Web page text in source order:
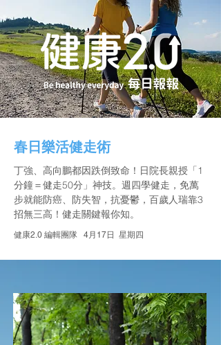
春日樂活健走術
丁強、高向鵬都因跌倒致命！日院長親授「1
分鐘＝健走50分」神技。週四學健走，免萬
步就能防癌、防失智，抗憂鬱，百歲人瑞靠3
招無三高！健走關鍵報你知。
健康2.0 編輯團隊 4月17日 星期四